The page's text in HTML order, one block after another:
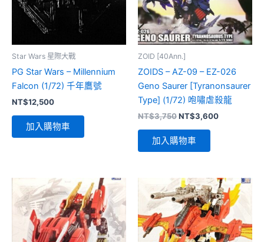
Star Wars 星際大戰
PG Star Wars – Millennium
Falcon (1/72) 千年鷹號
NT$12,500
加入購物車
ZOID [40Ann.]
ZOIDS – AZ-09 – EZ-026
Geno Saurer [Tyranonsaurer
Type] (1/72) 咆嘯虐殺龍
NT$3,750原
價
格：
NT$3,600目
加入購物車